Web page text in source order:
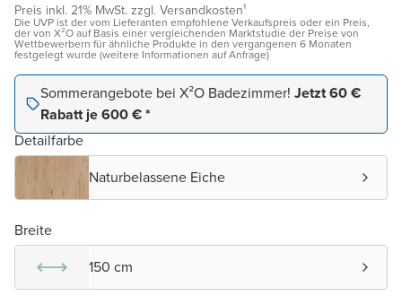
Preis inkl. 21% MwSt. zzgl. Versandkosten¹
Die UVP ist der vom Lieferanten empfohlene Verkaufspreis oder ein Preis,
der von X²O auf Basis einer vergleichenden Marktstudie der Preise von
Wettbewerbern für ähnliche Produkte in den vergangenen 6 Monaten
festgelegt wurde (weitere Informationen auf Anfrage)
Sommerangebote bei X²O Badezimmer! Jetzt 60 €
Rabatt je 600 € *
Detailfarbe
Naturbelassene Eiche
Breite
150 cm